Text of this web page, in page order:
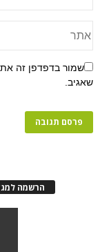
שמור בדפדפן זה
שאגיב.
הרשמה